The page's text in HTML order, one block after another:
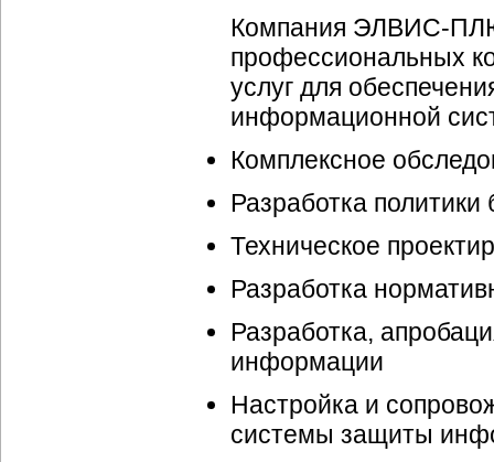
Компания ЭЛВИС-
профессиональных
услуг для
информационной
Комплексное
Разработка политики
Техническое
Разработка
Разработка,
информации
Настройка и
системы защиты